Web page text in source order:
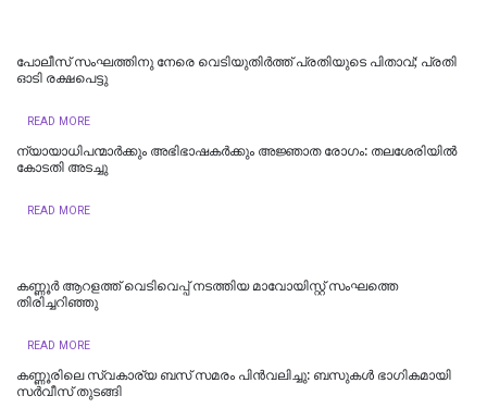
പോലീസ് സംഘത്തിനു നേരെ വെടിയുതിര്‍ത്ത് പ്രതിയുടെ പിതാവ്; പ്രതി
ഓടി രക്ഷപെട്ടു
READ MORE
ന്യായാധിപന്മാർക്കും അഭിഭാഷകർക്കും അജ്ഞാത രോഗം: തലശേരിയിൽ
കോടതി അടച്ചു
READ MORE
കണ്ണൂർ ആറളത്ത് വെടിവെപ്പ് നടത്തിയ മാവോയിസ്റ്റ് സംഘത്തെ
തിരിച്ചറിഞ്ഞു
READ MORE
കണ്ണൂരിലെ സ്വകാര്യ ബസ് സമരം പിൻവലിച്ചു: ബസുകൾ ഭാഗികമായി
സർവീസ് തുടങ്ങി